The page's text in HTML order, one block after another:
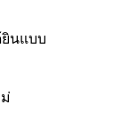
นแบบ